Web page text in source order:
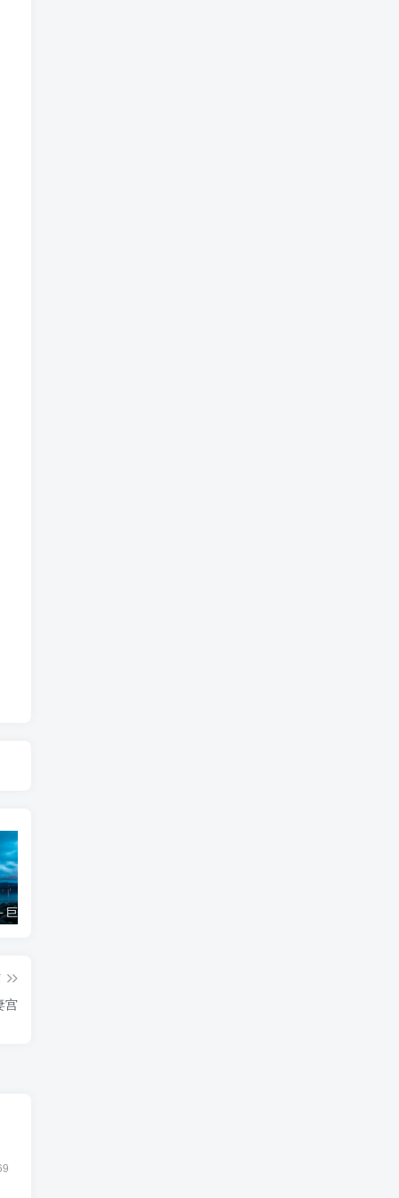
火擎羊格
宫